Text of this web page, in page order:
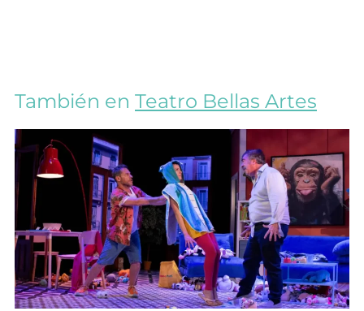
También en Teatro Bellas Artes